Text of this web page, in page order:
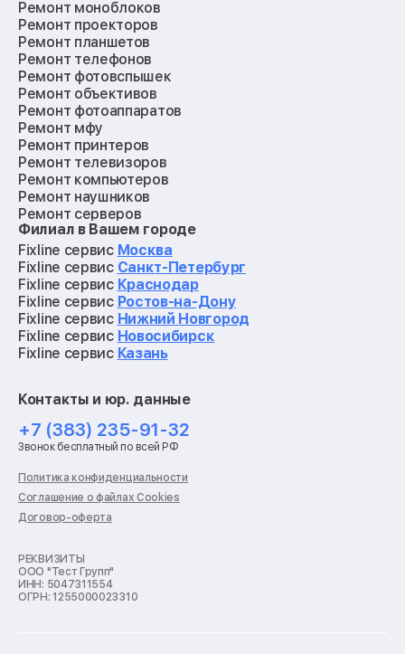
Ремонт моноблоков
Ремонт проекторов
Ремонт планшетов
Ремонт телефонов
Ремонт фотовспышек
Ремонт объективов
Ремонт фотоаппаратов
Ремонт мфу
Ремонт принтеров
Ремонт телевизоров
Ремонт компьютеров
Ремонт наушников
Ремонт серверов
Ремонт мониторов
Ремонт квадрокоптеров
Ремонт электросамокатов
Ремонт материнских плат
Ремонт видеокарт
Ремонт кофемашин
Ремонт vr систем
Ремонт игровых приставок
Ремонт роботов-пылесосов
Ремонт холодильников
Ремонт стиральных машин
Ремонт пылесосов
Ремонт варочных панелей
Ремонт духовых шкафов
Ремонт кондиционеров
Ремонт кухонных комбайнов
Ремонт морозильных камер
Ремонт отпаривателей
Ремонт плоттеров
Филиал в Вашем городе
Fixline сервис Москва
Fixline сервис Санкт-Петербург
Fixline сервис Краснодар
Fixline сервис Ростов-на-Дону
Fixline сервис Нижний Новгород
Fixline сервис Новосибирск
Fixline сервис Казань
Контакты и юр. данные
+7 (383) 235-91-32
Звонок бесплатный по всей РФ
Политика конфиденциальности
Соглашение о файлах Cookies
Договор-оферта
РЕКВИЗИТЫ
ООО "Тест Групп"
ИНН: 5047311554
ОГРН: 1255000023310